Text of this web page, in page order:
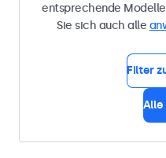
entsprechende
Sie sich auch alle
Filter
Alle